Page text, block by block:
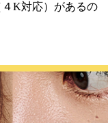
K対応）があるの